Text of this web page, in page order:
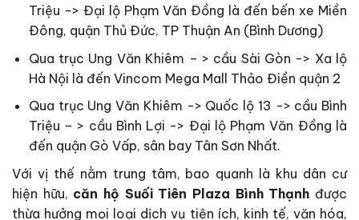
Triệu -> Đại lộ Phạm Văn Đồng là đến bến xe Miền
Đông, quận Thủ Đức, TP Thuận An (Bình Dương)
Qua trục Ung Văn Khiêm – > cầu Sài Gòn -> Xa lộ
Hà Nội là đến Vincom Mega Mall Thảo Điền quận 2
Qua trục Ung Văn Khiêm -> Quốc lộ 13 -> cầu Bình
Triệu – > cầu Bình Lợi -> Đại lộ Phạm Văn Đồng là
đến quận Gò Vấp, sân bay Tân Sơn Nhất.
Với vị thế nằm trung tâm, bao quanh là khu dân cư
hiện hữu, căn hộ Suối Tiên Plaza Bình Thạnh được
thừa hưởng mọi loại dịch vụ tiện ích, kinh tế, văn hóa,